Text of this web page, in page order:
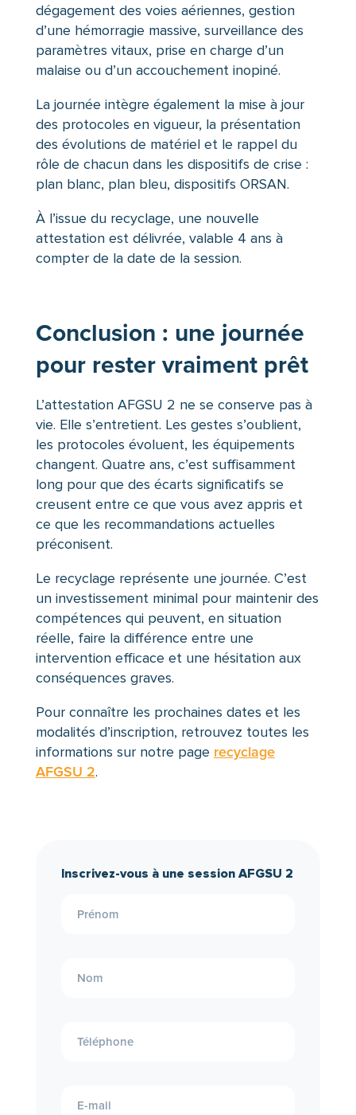
dégagement des voies aériennes, gestion
d’une hémorragie massive, surveillance des
paramètres vitaux, prise en charge d’un
malaise ou d’un accouchement inopiné.
La journée intègre également la mise à jour
des protocoles en vigueur, la présentation
des évolutions de matériel et le rappel du
rôle de chacun dans les dispositifs de crise :
plan blanc, plan bleu, dispositifs ORSAN.
À l’issue du recyclage, une nouvelle
attestation est délivrée, valable 4 ans à
compter de la date de la session.
Conclusion : une journée
pour rester vraiment prêt
L’attestation AFGSU 2 ne se conserve pas à
vie. Elle s’entretient. Les gestes s’oublient,
les protocoles évoluent, les équipements
changent. Quatre ans, c’est suffisamment
long pour que des écarts significatifs se
creusent entre ce que vous avez appris et
ce que les recommandations actuelles
préconisent.
Le recyclage représente une journée. C’est
un investissement minimal pour maintenir des
compétences qui peuvent, en situation
réelle, faire la différence entre une
intervention efficace et une hésitation aux
conséquences graves.
Pour connaître les prochaines dates et les
modalités d’inscription, retrouvez toutes les
informations sur notre page recyclage
AFGSU 2.
Inscrivez-vous à une session AFGSU 2
entrante